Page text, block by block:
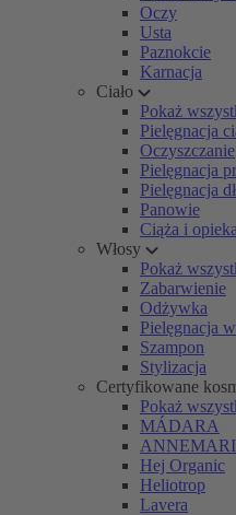
Oczy
Usta
Paznokcie
Karnacja
Ciało
Pokaż
Pielęgnacja
Oczyszczanie
Pielęgnacja
Pielęgnacja
Panowie
Ciąża i
Włosy
Pokaż
Zabarwienie
Odżywka
Pielęgnacja
Szampon
Stylizacja
Certyfikowane
Pokaż
MÁDARA
Hej Organic
Heliotrop
Lavera